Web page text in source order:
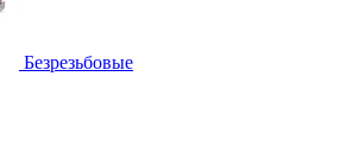
Безрезьбовые